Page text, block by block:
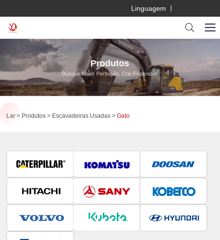
Linguagem
Produtos
Busque Maior Perfeição, Crie Esplendor.
Lar Produtos Escavadeiras Usadas Gato